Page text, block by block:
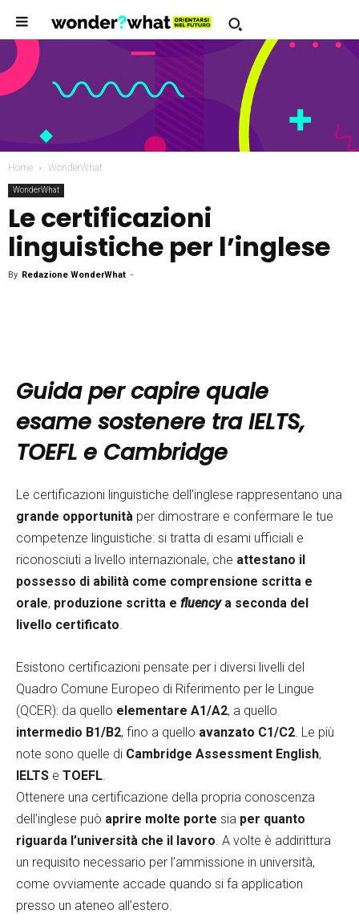
Home WonderWhat
WonderWhat
Le certificazioni
linguistiche per l’inglese
By Redazione WonderWhat -
Guida per capire quale
esame sostenere tra IELTS,
TOEFL e Cambridge
Le certificazioni linguistiche dell’inglese rappresentano una
grande opportunità per dimostrare e confermare le tue
competenze linguistiche: si tratta di esami ufficiali e
riconosciuti a livello internazionale, che attestano il
possesso di abilità come comprensione scritta e
orale, produzione scritta e fluencya seconda del
livello certificato.
Esistono certificazioni pensate per i diversi livelli del
Quadro Comune Europeo di Riferimento per le Lingue
(QCER): da quello elementare A1/A2, a quello
intermedio B1/B2, fino a quello avanzato C1/C2. Le più
note sono quelle di Cambridge Assessment English,
IELTS e TOEFL.
Ottenere una certificazione della propria conoscenza
dell’inglese può aprire molte porte sia per quanto
riguarda l’università che il lavoro. A volte è addirittura
un requisito necessario per l’ammissione in università,
come ovviamente accade quando si fa application
presso un ateneo all’estero.